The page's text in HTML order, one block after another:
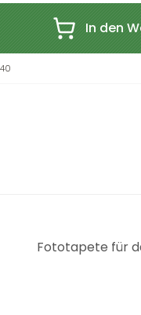
In den
Fototapete für